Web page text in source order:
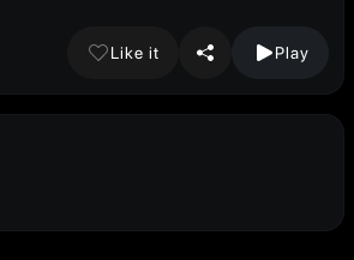
Like it Play